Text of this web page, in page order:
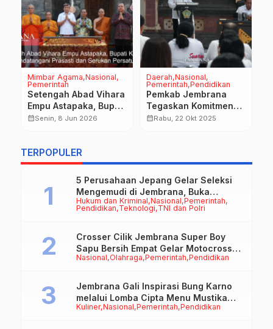
Mimbar Agama Nasional
Pemerintah
Setengah Abad Vihara
Empu Astapaka, Bupati
Tandatangani Prasasti
calendar_monthSenin, 8 Jun 2026
Daerah Nasional
Pemerintah Pendidikan
Pemkab Jembrana
Tegaskan Komitmen
Capai Nol Persen
calendar_monthRabu, 22 Okt 2025
TERPOPULER
Hukum dan Kriminal Nasional Pemerintah
Pendidikan Teknologi TNI dan Polri
5 Perusahaan Jepang Gelar Seleksi
Mengemudi di Jembrana, Buka
Peluang Kerja bagi Calon PMI
Nasional Olahraga Pemerintah Pendidikan
Crosser Cilik Jembrana Super Boy
Sapu Bersih Empat Gelar Motocross
50cc
Kuliner Nasional Pemerintah Pendidikan
Jembrana Gali Inspirasi Bung Karno
melalui Lomba Cipta Menu Mustika
Rasa